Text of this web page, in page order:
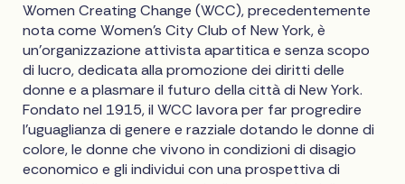
Women Creating Change (WCC), precedentemente
nota come Women's City Club of New York, è
un'organizzazione attivista apartitica e senza scopo
di lucro, dedicata alla promozione dei diritti delle
donne e a plasmare il futuro della città di New York.
Fondato nel 1915, il WCC lavora per far progredire
l'uguaglianza di genere e razziale dotando le donne di
colore, le donne che vivono in condizioni di disagio
economico e gli individui con una prospettiva di